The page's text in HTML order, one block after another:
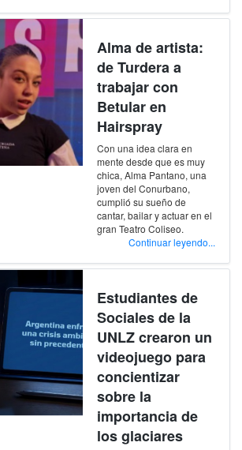
Alma de artista:
de Turdera a
trabajar con
Betular en
Hairspray
Con una idea clara en
mente desde que es muy
chica, Alma Pantano, una
joven del Conurbano,
cumplió su sueño de
cantar, bailar y actuar en el
gran Teatro Coliseo.
Continuar leyendo...
Estudiantes de
Sociales de la
UNLZ crearon un
videojuego para
concientizar
sobre la
importancia de
los glaciares